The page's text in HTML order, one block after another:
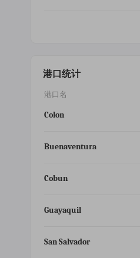
港口统计
港口名
Colon
Buenaventura
Cobun
Guayaquil
San Salvador